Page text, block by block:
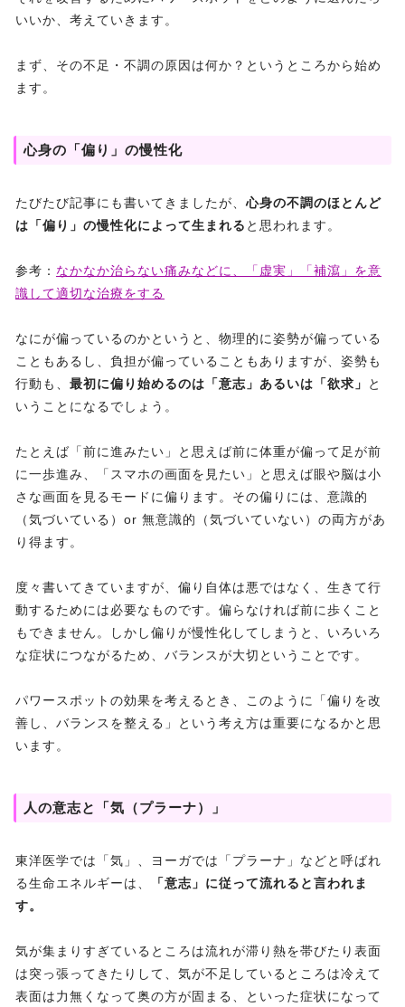
いいか、考えていきます。
まず、その不足・不調の原因は何か？というところから始め
ます。
心身の「偏り」の慢性化
たびたび記事にも書いてきましたが、 心身の不調のほとんど
は「偏り」の慢性化によって生まれる と思われます。
参考： なかなか治らない痛みなどに、「虚実」「補瀉」を意
識して適切な治療をする
なにが偏っているのかというと、物理的に姿勢が偏っている
こともあるし、負担が偏っていることもありますが、姿勢も
行動も、 最初に偏り始めるのは「意志」あるいは「欲求」
と
いうことになるでしょう。
たとえば「前に進みたい」と思えば前に体重が偏って足が前
に一歩進み、「スマホの画面を見たい」と思えば眼や脳は小
さな画面を見るモードに偏ります。その偏りには、意識的
（気づいている）or 無意識的（気づいていない）の両方があ
り得ます。
度々書いてきていますが、偏り自体は悪ではなく、生きて行
動するためには必要なものです。偏らなければ前に歩くこと
もできません。しかし偏りが慢性化してしまうと、いろいろ
な症状につながるため、バランスが大切ということです。
パワースポットの効果を考えるとき、このように「偏りを改
善し、バランスを整える」という考え方は重要になるかと思
います。
人の意志と「気（プラーナ）」
東洋医学では「気」、ヨーガでは「プラーナ」などと呼ばれ
る生命エネルギーは、
「意志」に従って流れると言われま
す。
気が集まりすぎているところは流れが滞り熱を帯びたり表面
は突っ張ってきたりして、気が不足しているところは冷えて
表面は力無くなって奥の方が固まる、といった症状になって